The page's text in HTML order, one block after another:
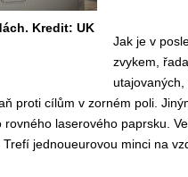
Kredit: UK
Jak je v
zvykem,
utajovaných,
proti cílům v zorném poli.
rovného laserového paprsku.
jednoueurovou minci na